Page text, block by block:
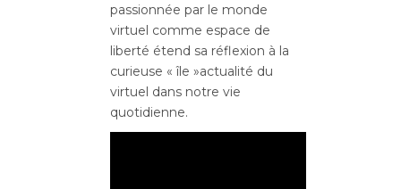
passionnée par le monde
virtuel comme espace de
liberté étend sa réflexion à la
curieuse « île »actualité du
virtuel dans notre vie
quotidienne.